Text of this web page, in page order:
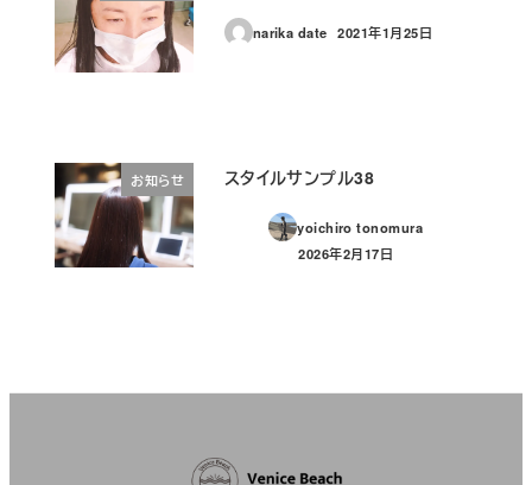
narika date
投稿日
2021年1月25日
お知らせ スタイルサンプル38
yoichiro tonomura
投稿日
2026年2月17日